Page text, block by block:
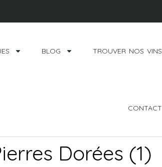
BLOG TROUVER NOS VINS
CONTACT
Dorées (1)